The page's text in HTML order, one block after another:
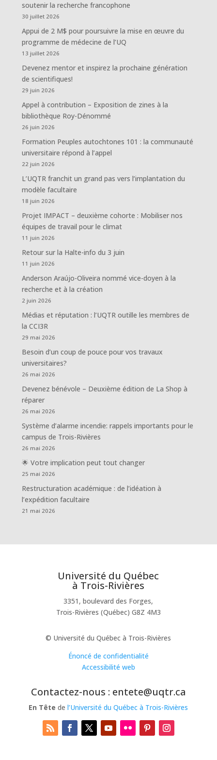
soutenir la recherche francophone
30 juillet 2026
Appui de 2 M$ pour poursuivre la mise en œuvre du
programme de médecine de l’UQ
13 juillet 2026
Devenez mentor et inspirez la prochaine génération
de scientifiques!
29 juin 2026
Appel à contribution – Exposition de zines à la
bibliothèque Roy-Dénommé
26 juin 2026
Formation Peuples autochtones 101 : la communauté
universitaire répond à l’appel
22 juin 2026
L’UQTR franchit un grand pas vers l’implantation du
modèle facultaire
18 juin 2026
Projet IMPACT – deuxième cohorte : Mobiliser nos
équipes de travail pour le climat
11 juin 2026
Retour sur la Halte-info du 3 juin
11 juin 2026
Anderson Araújo-Oliveira nommé vice-doyen à la
recherche et à la création
2 juin 2026
Médias et réputation : l’UQTR outille les membres de
la CCI3R
29 mai 2026
Besoin d’un coup de pouce pour vos travaux
universitaires?
26 mai 2026
Devenez bénévole – Deuxième édition de La Shop à
réparer
26 mai 2026
Système d’alarme incendie: rappels importants pour le
campus de Trois-Rivières
26 mai 2026
🌟 Votre implication peut tout changer
25 mai 2026
Restructuration académique : de l’idéation à
l’expédition facultaire
21 mai 2026
Université du Québec
à Trois-Rivières
3351, boulevard des Forges,
Trois-Rivières (Québec) G8Z 4M3
© Université du Québec à Trois-Rivières
Énoncé de confidentialité
Accessibilité web
Contactez-nous : entete@uqtr.ca
En Tête del’Université du Québec à Trois-Rivières